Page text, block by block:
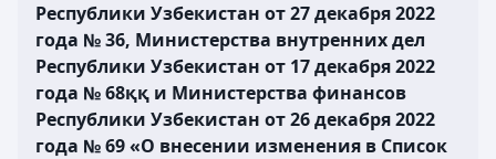
Республики Узбекистан от 27 декабря 2022
года № 36, Министерства внутренних дел
Республики Узбекистан от 17 декабря 2022
года № 68ққ и Министерства финансов
Республики Узбекистан от 26 декабря 2022
года № 69 «О внесении изменения в Список